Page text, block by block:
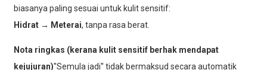
biasanya paling sesuai untuk kulit sensitif:
Hidrat → Meterai, tanpa rasa berat.
Nota ringkas (kerana kulit sensitif berhak mendapat
kejujuran)''Semula jadi'' tidak bermaksud secara automatik